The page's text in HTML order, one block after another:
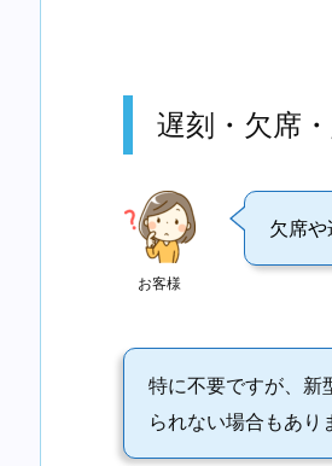
遅刻・欠席
お客様
欠席
特に不要ですが、新
られない場合もあり